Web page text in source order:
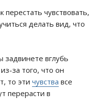
перестать чувствовать,
делать вид, что
задвинете вглубь
за того, что он
то эти чувства все
перерасти в